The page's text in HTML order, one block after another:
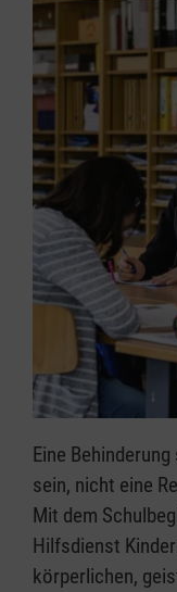
Eine
sein, nicht eine
Mit dem
Hilfsdienst
körperlichen,